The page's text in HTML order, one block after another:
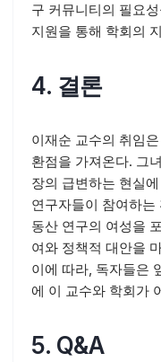
구 커뮤니티의 필요
지원을 통해 학회의
4. 결론
이재순 교수의 취임
환점을 가져온다. 그
장의 급변하는 현실
연구자들이 참여하
동산 연구의 여성을
여와 정책적 대안을
이에 따라, 독자들은
에 이 교수와 학회가
5. Q&A